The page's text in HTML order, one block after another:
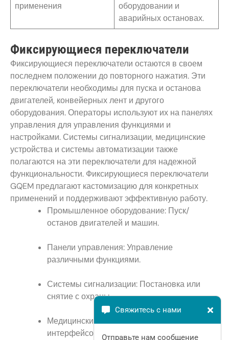
применения
оборудовании и
аварийных остановах.
Фиксирующиеся переключатели
Фиксирующиеся переключатели остаются в своем
последнем положении до повторного нажатия. Эти
переключатели необходимы для пуска и останова
двигателей, конвейерных лент и другого
оборудования. Операторы используют их на панелях
управления для управления функциями и
настройками. Системы сигнализации, медицинские
устройства и системы автоматизации также
полагаются на эти переключатели для надежной
функциональности. Фиксирующиеся переключатели
GQEM предлагают кастомизацию для конкретных
применений и поддерживают эффективную работу.
Промышленное оборудование: Пуск/
останов двигателей и машин.
Панели управления: Управление
различными функциями.
Системы сигнализации: Постановка или
снятие с охраны.
Медицинские устройства: Управление
интерфейсом.
Свяжитесь с нами
Отправьте нам сообщение